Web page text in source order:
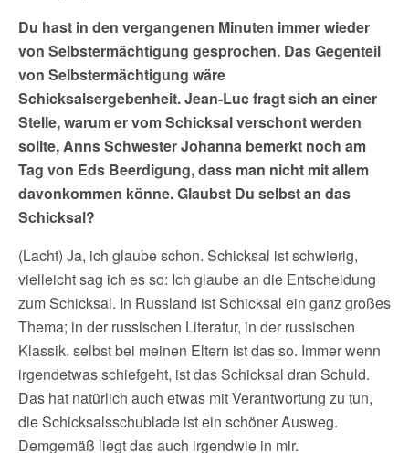
Du hast in den vergangenen Minuten immer wieder
von Selbstermächtigung gesprochen. Das Gegenteil
von Selbstermächtigung wäre
Schicksalsergebenheit. Jean-Luc fragt sich an einer
Stelle, warum er vom Schicksal verschont werden
sollte, Anns Schwester Johanna bemerkt noch am
Tag von Eds Beerdigung, dass man nicht mit allem
davonkommen könne. Glaubst Du selbst an das
Schicksal?
(Lacht) Ja, ich glaube schon. Schicksal ist schwierig,
vielleicht sag ich es so: Ich glaube an die Entscheidung
zum Schicksal. In Russland ist Schicksal ein ganz großes
Thema; in der russischen Literatur, in der russischen
Klassik, selbst bei meinen Eltern ist das so. Immer wenn
irgendetwas schiefgeht, ist das Schicksal dran Schuld.
Das hat natürlich auch etwas mit Verantwortung zu tun,
die Schicksalsschublade ist ein schöner Ausweg.
Demgemäß liegt das auch irgendwie in mir.